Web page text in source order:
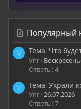
Популярный
V Тема 'Что
Vnr
Ответы: 4
V Тема 'Украли
Vnr 26.07.2026
Ответы: 7